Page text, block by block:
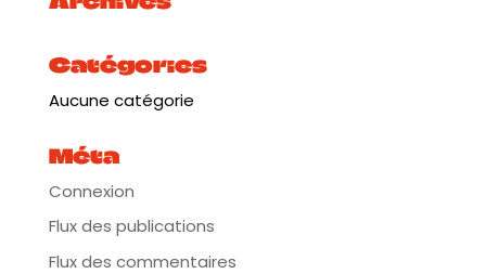
Catégories
Aucune catégorie
Méta
Connexion
Flux des publications
Flux des commentaires